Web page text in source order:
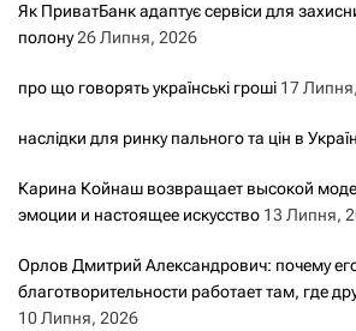
Як ПриватБанк адаптує сервіси для
полону26 Липня, 2026
про що говорять українські гроші 17
наслідки для ринку пального та цін в
Карина Койнаш возвращает высокой
эмоции и настоящее искусство 13 Липня,
Орлов Дмитрий Александрович: почему
благотворительности работает там, где
10 Липня, 2026